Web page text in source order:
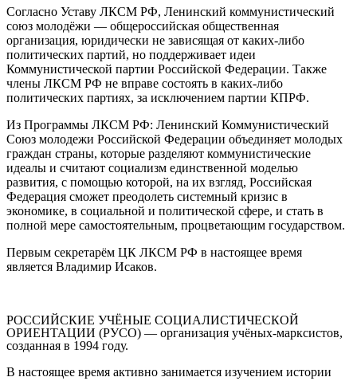
Согласно Уставу ЛКСМ РФ, Ленинский коммунистический
союз молодёжи — общероссийская общественная
организация, юридически не зависящая от каких-либо
политических партий, но поддерживает идеи
Коммунистической партии Российской Федерации. Также
члены ЛКСМ РФ не вправе состоять в каких-либо
политических партиях, за исключением партии КПРФ.
Из Программы ЛКСМ РФ: Ленинский Коммунистический
Союз молодежи Российской Федерации объединяет молодых
граждан страны, которые разделяют коммунистические
идеалы и считают социализм единственной моделью
развития, с помощью которой, на их взгляд, Российская
Федерация сможет преодолеть системный кризис в
экономике, в социальной и политической сфере, и стать в
полной мере самостоятельным, процветающим государством.
Первым секретарём ЦК ЛКСМ РФ в настоящее время
является Владимир Исаков.
РОССИЙСКИЕ УЧЁНЫЕ СОЦИАЛИСТИЧЕСКОЙ
ОРИЕНТАЦИИ (РУСО) — организация учёных-марксистов,
созданная в 1994 году.
В настоящее время активно занимается изучением истории